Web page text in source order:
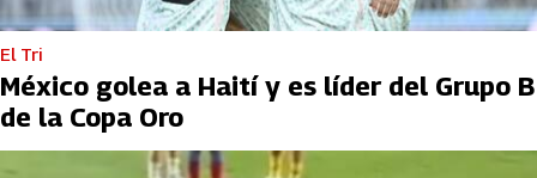
El Tri
México golea a Haití y es líder del Grupo B
de la Copa Oro